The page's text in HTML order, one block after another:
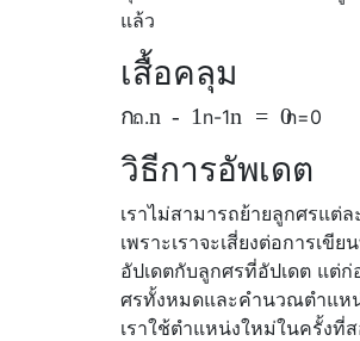
แล้ว
เสื้อคลุม
ก.ก.n - 1 n-1n = 0n=0
วิธีการอัพเดต
เราไม่สามารถย้ายลูกศรแต่
เพราะเราจะเสี่ยงต่อการเขี
อัปเดตกับลูกศรที่อัปเดต แต่ก่
ศรทั้งหมดและคำนวณตำแห
เราใช้ตำแหน่งใหม่ในครั้งที่ส